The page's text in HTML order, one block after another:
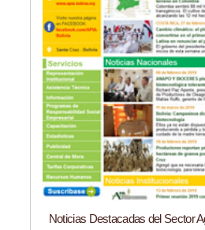
Noticias Destacadas del Sector